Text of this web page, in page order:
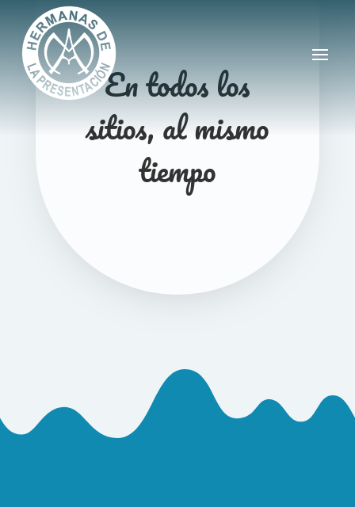
En todos los
sitios, al mismo
tiempo